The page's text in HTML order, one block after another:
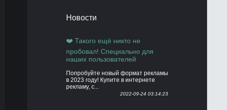
Новости
❤️ Такого ещё никто не
пробовал! Специально для
наших пользователей
Попробуйте новый формат рекламы
в 2023 году! Купите в интернете
рекламу, с...
2022-09-24 03:14:23